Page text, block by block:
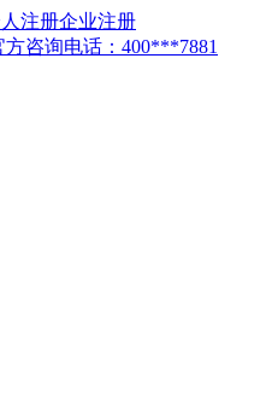
注册企业注册
方咨询电话：400***7881